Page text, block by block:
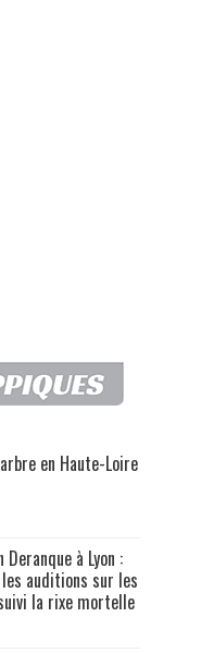
en Haute-Loire
à Lyon :
auditions sur les
la rixe mortelle